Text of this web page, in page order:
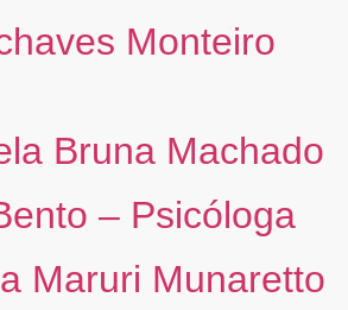
Monteiro
Bruna Machado
– Psicóloga
Maruri Munaretto